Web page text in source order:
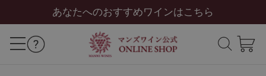
あなたへのおすすめワインはこちら